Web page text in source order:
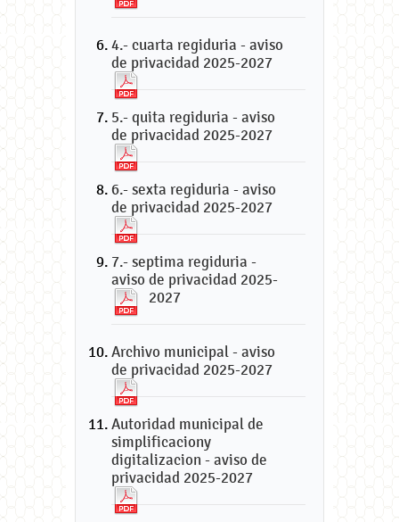
4.- cuarta regiduria - aviso
de privacidad 2025-2027
5.- quita regiduria - aviso
de privacidad 2025-2027
6.- sexta regiduria - aviso
de privacidad 2025-2027
7.- septima regiduria -
aviso de privacidad 2025-
2027
Archivo municipal - aviso
de privacidad 2025-2027
Autoridad municipal de
simplificaciony
digitalizacion - aviso de
privacidad 2025-2027